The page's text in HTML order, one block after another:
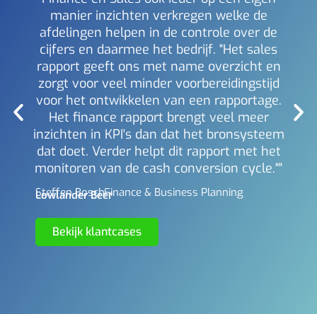
manier inzichten verkregen welke de
afdelingen helpen in de controle over de
cijfers en daarmee het bedrijf. "Het sales
rapport geeft ons met name overzicht en
zorgt voor veel minder voorbereidingstijd
voor het ontwikkelen van een rapportage.
Het finance rapport brengt veel meer
inzichten in KPI's dan dat het bronsysteem
dat doet. Verder helpt dit rapport met het
monitoren van de cash conversion cycle.""
Steffen Bosch -Finance & Business Planning
Lowlander Beer
Bekijk klantcases